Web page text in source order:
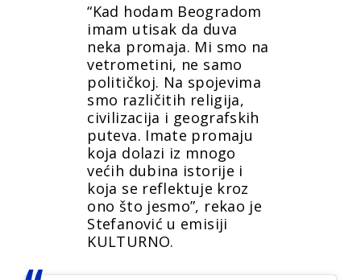
“Kad hodam Beogradom
imam utisak da duva
neka promaja. Mi smo na
vetrometini, ne samo
političkoj. Na spojevima
smo različitih religija,
civilizacija i geografskih
puteva. Imate promaju
koja dolazi iz mnogo
većih dubina istorije i
koja se reflektuje kroz
ono što jesmo”, rekao je
Stefanović u emisiji
KULTURNO.